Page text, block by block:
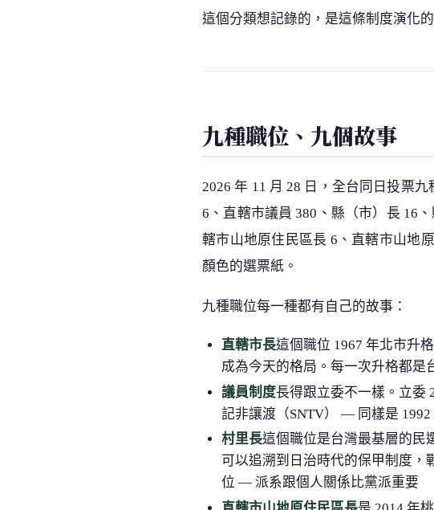
這個分類想記錄的，是這條制度演化
九種職位、九個故事
2026 年 11 月 28 日，全台同日投票
6、直轄市議員 380、縣（市）長 16
轄市山地原住民區長 6、直轄市山地
顏色的選票紙。
九種職位每一種都有自己的故事：
直轄市長這個職位 1967 年北市升
成為今天的格局。每一次升格都是
議員制度長得跟立委不一樣。立委
記非讓渡（SNTV） — 同樣是
村里長這個職位是台灣最基層的民
可以追溯到日治時代的保甲制度，
位 — 派系跟個人關係比黨派重要